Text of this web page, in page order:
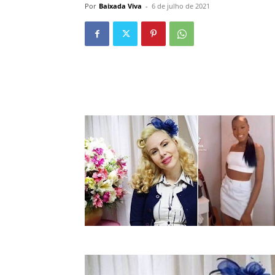
Por Baixada Viva - 6 de julho de 2021